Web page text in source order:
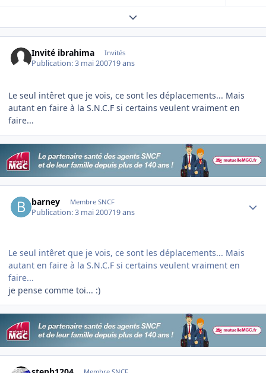
Expand topic overview
Invité ibrahima Invités
Publication:3 mai 200719 ans
Le seul intêret que je vois, ce sont les déplacements... Mais
autant en faire à la S.N.C.F si certains veulent vraiment en
faire...
barney Membre SNCF
Publication:3 mai 200719 ans
Le seul intêret que je vois, ce sont les déplacements... Mais
autant en faire à la S.N.C.F si certains veulent vraiment en
faire...
je pense comme toi... :)